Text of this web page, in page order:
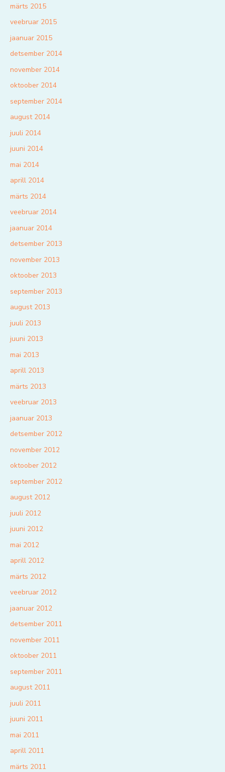
märts 2015
veebruar 2015
jaanuar 2015
detsember 2014
november 2014
oktoober 2014
september 2014
august 2014
juuli 2014
juuni 2014
mai 2014
aprill 2014
märts 2014
veebruar 2014
jaanuar 2014
detsember 2013
november 2013
oktoober 2013
september 2013
august 2013
juuli 2013
juuni 2013
mai 2013
aprill 2013
märts 2013
veebruar 2013
jaanuar 2013
detsember 2012
november 2012
oktoober 2012
september 2012
august 2012
juuli 2012
juuni 2012
mai 2012
aprill 2012
märts 2012
veebruar 2012
jaanuar 2012
detsember 2011
november 2011
oktoober 2011
september 2011
august 2011
juuli 2011
juuni 2011
mai 2011
aprill 2011
märts 2011